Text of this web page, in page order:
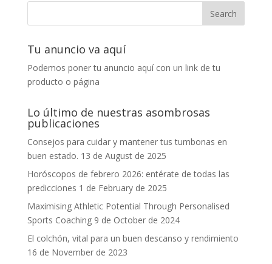
Tu anuncio va aquí
Podemos poner tu anuncio aquí con un link de tu
producto o página
Lo último de nuestras asombrosas
publicaciones
Consejos para cuidar y mantener tus tumbonas en
buen estado. 13 de August de 2025
Horóscopos de febrero 2026: entérate de todas las
predicciones 1 de February de 2025
Maximising Athletic Potential Through Personalised
Sports Coaching 9 de October de 2024
El colchón, vital para un buen descanso y rendimiento
16 de November de 2023